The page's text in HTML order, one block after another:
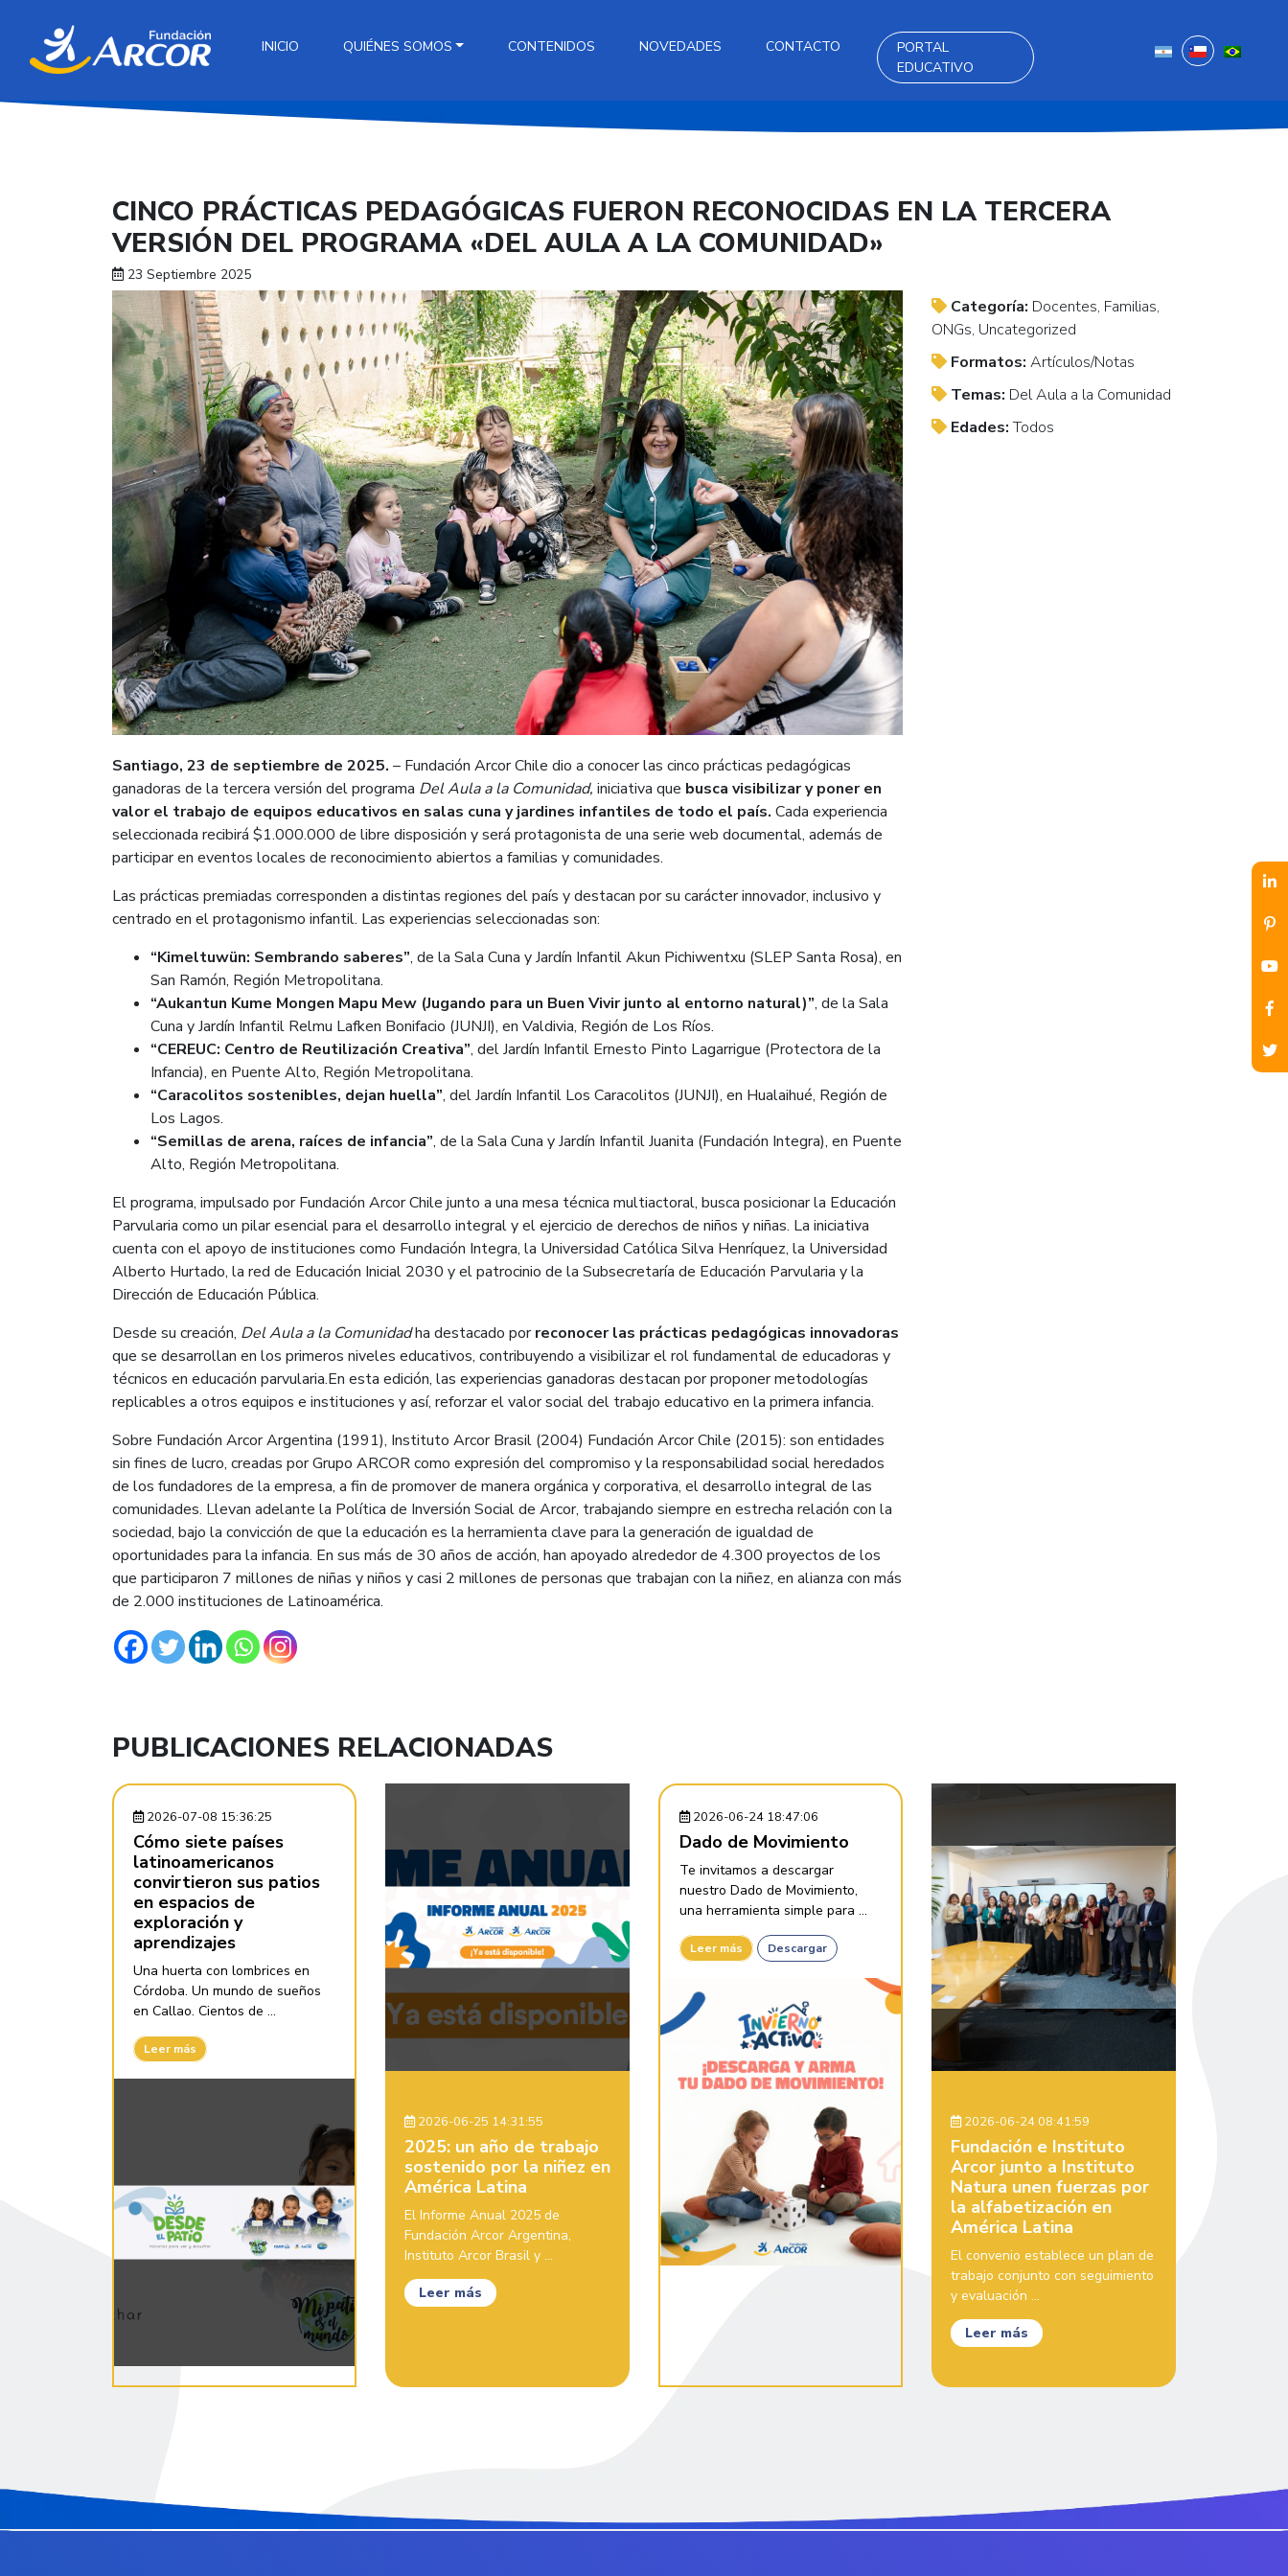
INICIO QUIÉNES SOMOS CONTENIDOS NOVEDADES CONTACTO
PORTAL
EDUCATIVO
CINCO PRÁCTICAS PEDAGÓGICAS FUERON RECONOCIDAS EN LA TERCERA
VERSIÓN DEL PROGRAMA «DEL AULA A LA COMUNIDAD»
23 Septiembre 2025
Santiago, 23 de septiembre de 2025. – Fundación Arcor Chile dio a conocer las cinco prácticas pedagógicas
ganadoras de la tercera versión del programa Del Aula a la Comunidad, iniciativa que busca visibilizar y poner en
valor el trabajo de equipos educativos en salas cuna y jardines infantiles de todo el país. Cada experiencia
seleccionada recibirá $1.000.000 de libre disposición y será protagonista de una serie web documental, además de
participar en eventos locales de reconocimiento abiertos a familias y comunidades.
Las prácticas premiadas corresponden a distintas regiones del país y destacan por su carácter innovador, inclusivo y
centrado en el protagonismo infantil. Las experiencias seleccionadas son:
“Kimeltuwün: Sembrando saberes”, de la Sala Cuna y Jardín Infantil Akun Pichiwentxu (SLEP Santa Rosa), en
San Ramón, Región Metropolitana.
“Aukantun Kume Mongen Mapu Mew (Jugando para un Buen Vivir junto al entorno natural)”, de la Sala
Cuna y Jardín Infantil Relmu Lafken Bonifacio (JUNJI), en Valdivia, Región de Los Ríos.
“CEREUC: Centro de Reutilización Creativa”, del Jardín Infantil Ernesto Pinto Lagarrigue (Protectora de la
Infancia), en Puente Alto, Región Metropolitana.
“Caracolitos sostenibles, dejan huella”, del Jardín Infantil Los Caracolitos (JUNJI), en Hualaihué, Región de
Los Lagos.
“Semillas de arena, raíces de infancia”, de la Sala Cuna y Jardín Infantil Juanita (Fundación Integra), en Puente
Alto, Región Metropolitana.
El programa, impulsado por Fundación Arcor Chile junto a una mesa técnica multiactoral, busca posicionar la Educación
Parvularia como un pilar esencial para el desarrollo integral y el ejercicio de derechos de niños y niñas. La iniciativa
cuenta con el apoyo de instituciones como Fundación Integra, la Universidad Católica Silva Henríquez, la Universidad
Alberto Hurtado, la red de Educación Inicial 2030 y el patrocinio de la Subsecretaría de Educación Parvularia y la
Dirección de Educación Pública.
Desde su creación, Del Aula a la Comunidadha destacado porreconocer las prácticas pedagógicas innovadoras
que se desarrollan en los primeros niveles educativos, contribuyendo a visibilizar el rol fundamental de educadoras y
técnicos en educación parvularia.En esta edición, las experiencias ganadoras destacan por proponer metodologías
replicables a otros equipos e instituciones y así, reforzar el valor social del trabajo educativo en la primera infancia.
Sobre Fundación Arcor Argentina (1991), Instituto Arcor Brasil (2004) Fundación Arcor Chile (2015): son entidades
sin fines de lucro, creadas por Grupo ARCOR como expresión del compromiso y la responsabilidad social heredados
de los fundadores de la empresa, a fin de promover de manera orgánica y corporativa, el desarrollo integral de las
comunidades. Llevan adelante la Política de Inversión Social de Arcor, trabajando siempre en estrecha relación con la
sociedad, bajo la convicción de que la educación es la herramienta clave para la generación de igualdad de
oportunidades para la infancia. En sus más de 30 años de acción, han apoyado alrededor de 4.300 proyectos de los
que participaron 7 millones de niñas y niños y casi 2 millones de personas que trabajan con la niñez, en alianza con más
de 2.000 instituciones de Latinoamérica.
Categoría: Docentes, Familias,
ONGs, Uncategorized
Formatos: Artículos/Notas
Temas: Del Aula a la Comunidad
Edades:Todos
PUBLICACIONES RELACIONADAS
2026-07-08 15:36:25
Cómo siete países
latinoamericanos
convirtieron sus patios
en espacios de
exploración y
aprendizajes
Una huerta con lombrices en
Córdoba. Un mundo de sueños
en Callao. Cientos de ...
Leer más
2026-06-25 14:31:55
2025: un año de trabajo
sostenido por la niñez en
América Latina
El Informe Anual 2025 de
Fundación Arcor Argentina,
Instituto Arcor Brasil y ...
Leer más
2026-06-24 18:47:06
Dado de Movimiento
Te invitamos a descargar
nuestro Dado de Movimiento,
una herramienta simple para ...
Leer más Descargar
2026-06-24 08:41:59
Fundación e Instituto
Arcor junto a Instituto
Natura unen fuerzas por
la alfabetización en
América Latina
El convenio establece un plan de
trabajo conjunto con seguimiento
y evaluación ...
Leer más